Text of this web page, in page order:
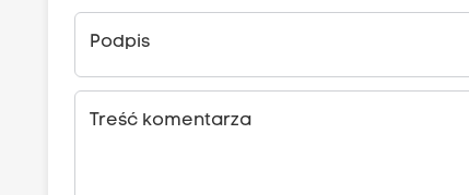
Podpis
Treść komentarza